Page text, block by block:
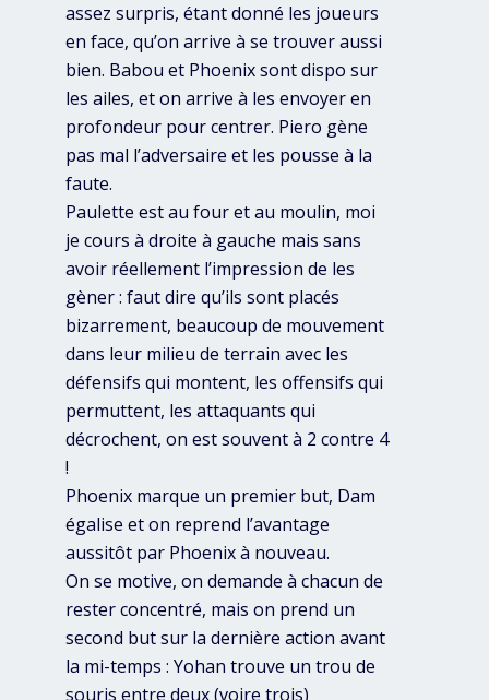
assez surpris, étant donné les joueurs
en face, qu’on arrive à se trouver aussi
bien. Babou et Phoenix sont dispo sur
les ailes, et on arrive à les envoyer en
profondeur pour centrer. Piero gène
pas mal l’adversaire et les pousse à la
faute.
Paulette est au four et au moulin, moi
je cours à droite à gauche mais sans
avoir réellement l’impression de les
gèner : faut dire qu’ils sont placés
bizarrement, beaucoup de mouvement
dans leur milieu de terrain avec les
défensifs qui montent, les offensifs qui
permuttent, les attaquants qui
décrochent, on est souvent à 2 contre 4
!
Phoenix marque un premier but, Dam
égalise et on reprend l’avantage
aussitôt par Phoenix à nouveau.
On se motive, on demande à chacun de
rester concentré, mais on prend un
second but sur la dernière action avant
la mi-temps : Yohan trouve un trou de
souris entre deux (voire trois)